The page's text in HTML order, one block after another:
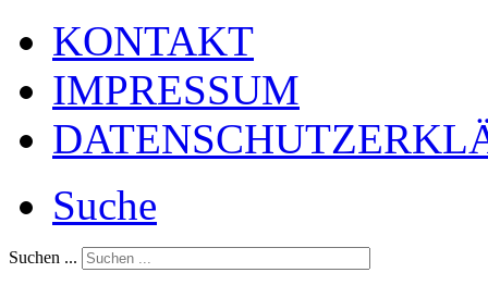
KONTAKT
IMPRESSUM
Suche
Suchen ...